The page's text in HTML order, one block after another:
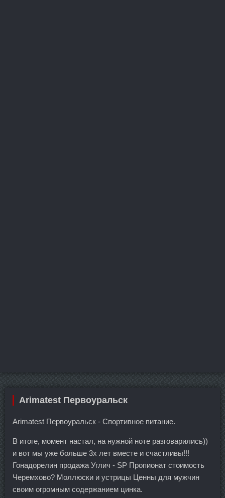
Arimatest Первоуральск
Arimatest Первоуральск - Спортивное питание.
В итоге, момент настал, на нужной ноте разговарились))
и вот мы уже больше 3х лет вместе и счастливы!!!
Гонадорелин продажа Углич - SP Пропионат стоимость
Черемхово? Моллюски и устрицы Ценны для мужчин
своим огромным содержанием цинка.